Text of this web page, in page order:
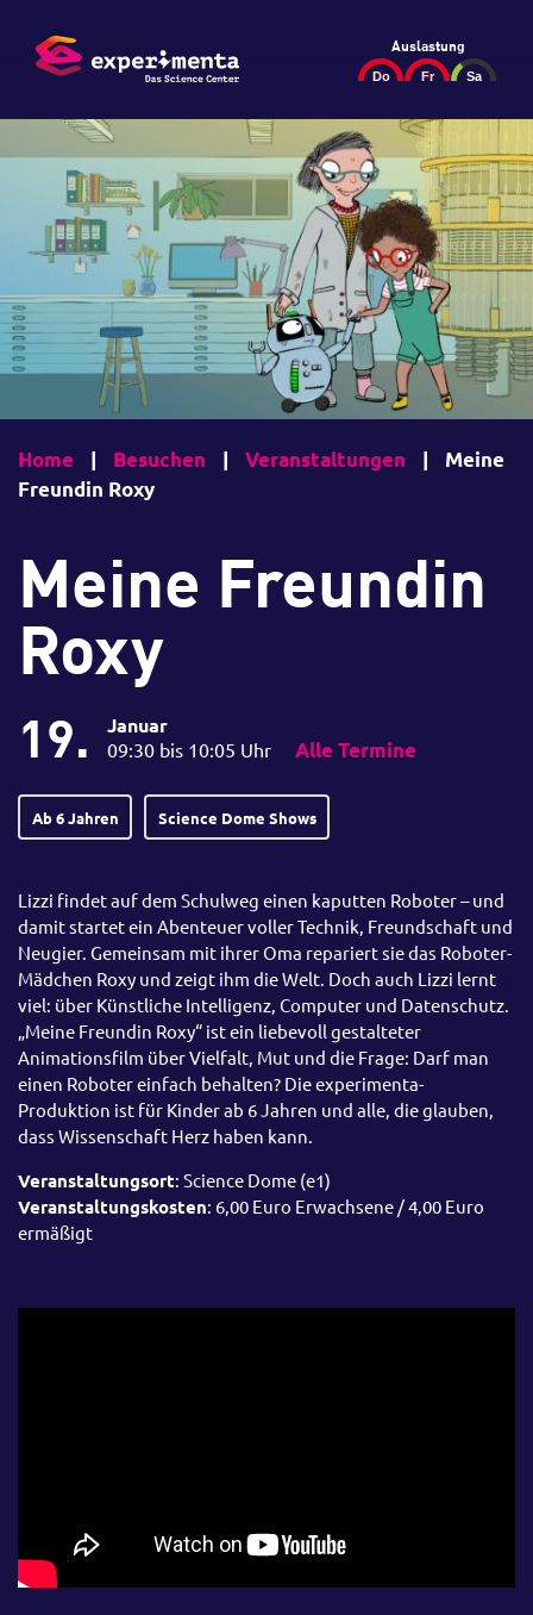
Auslastung
Home | Besuchen | Veranstaltungen |
Meine
Freundin Roxy
Meine Freundin
Roxy
19. Januar
09:30 bis 10:05 Uhr Alle Termine
Ab 6 Jahren Science Dome Shows
Lizzi findet auf dem Schulweg einen kaputten Roboter – und
damit startet ein Abenteuer voller Technik, Freundschaft und
Neugier. Gemeinsam mit ihrer Oma repariert sie das Roboter-
Mädchen Roxy und zeigt ihm die Welt. Doch auch Lizzi lernt
viel: über Künstliche Intelligenz, Computer und Datenschutz.
„Meine Freundin Roxy“ ist ein liebevoll gestalteter
Animationsfilm über Vielfalt, Mut und die Frage: Darf man
einen Roboter einfach behalten? Die experimenta-
Produktion ist für Kinder ab 6 Jahren und alle, die glauben,
dass Wissenschaft Herz haben kann.
Veranstaltungsort: Science Dome (e1)
Veranstaltungskosten: 6,00 Euro Erwachsene / 4,00 Euro
ermäßigt